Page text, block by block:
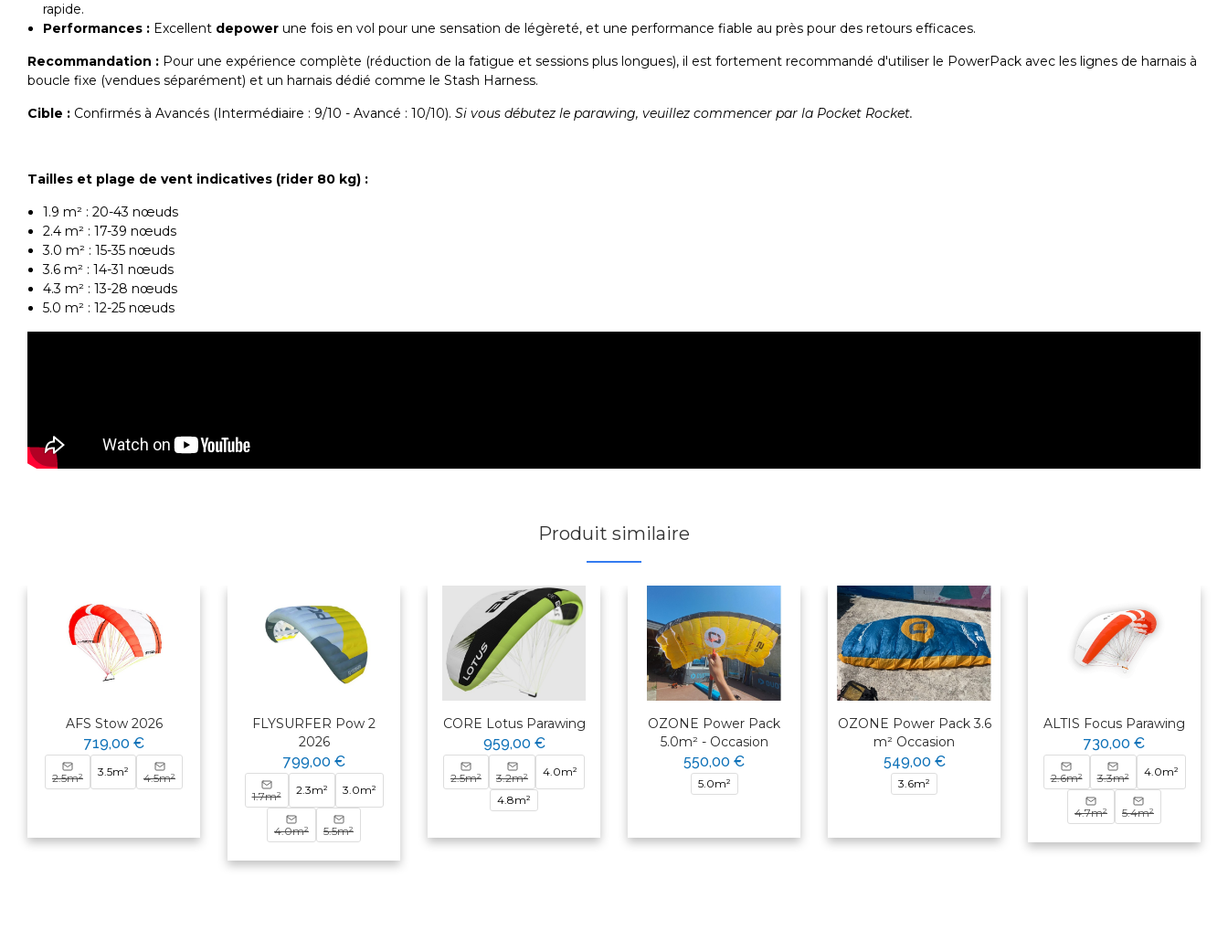
rapide.
Performances : Excellent depower une fois en vol pour une sensation de légèreté, et une performance fiable au près pour des retours efficaces.
Recommandation : Pour une expérience complète (réduction de la fatigue et sessions plus longues), il est fortement recommandé d'utiliser le PowerPack avec les lignes de harnais à
boucle fixe (vendues séparément) et un harnais dédié comme le Stash Harness.
Cible : Confirmés à Avancés (Intermédiaire : 9/10 - Avancé : 10/10). Si vous débutez le parawing, veuillez commencer par la Pocket Rocket.
Tailles et plage de vent indicatives (rider 80 kg) :
1.9 m² : 20-43 nœuds
2.4 m² : 17-39 nœuds
3.0 m² : 15-35 nœuds
3.6 m² : 14-31 nœuds
4.3 m² : 13-28 nœuds
5.0 m² : 12-25 nœuds
Produit similaire
AFS Stow 2026
719,00 €
2.5m² 3.5m² 4.5m²
FLYSURFER Pow 2
2026
799,00 €
1.7m² 2.3m² 3.0m²
4.0m² 5.5m²
CORE Lotus Parawing
959,00 €
2.5m² 3.2m² 4.0m²
4.8m²
OZONE Power Pack
5.0m² - Occasion
550,00 €
5.0m²
OZONE Power Pack 3.6
m² Occasion
549,00 €
3.6m²
ALTIS Focus Parawing
730,00 €
2.6m² 3.3m² 4.0m²
4.7m² 5.4m²